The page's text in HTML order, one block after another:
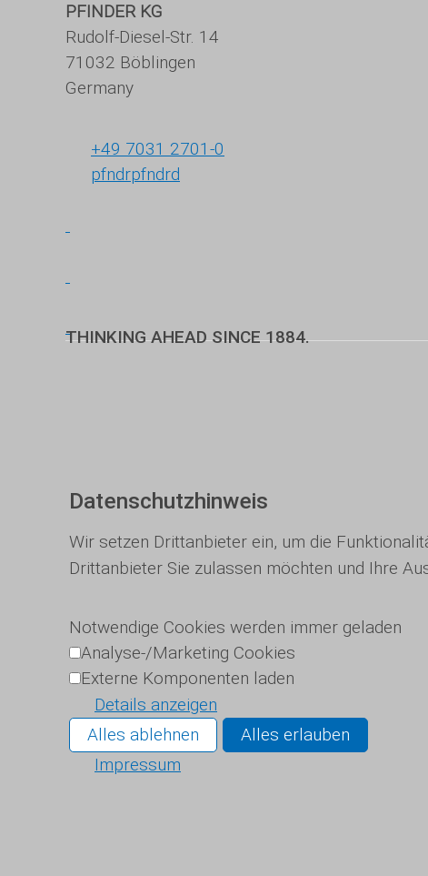
PFINDER KG
Rudolf-Diesel-Str. 14
71032 Böblingen
Germany
+49 7031 2701-0
pfndrpfndrd
THINKING AHEAD SINCE 1884.
Datenschutzhinweis
Wir setzen Drittanbieter ein, um die
Drittanbieter Sie zulassen möchten und Ihre
Notwendige Cookies werden immer geladen
Analyse-/Marketing Cookies
Externe Komponenten laden
Details anzeigen
Alles ablehnen
Alles erlauben
Impressum